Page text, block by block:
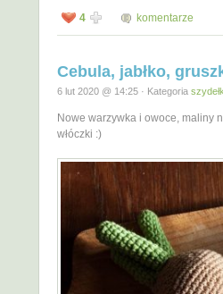
4 komentarze
Cebula, jabłko,
6 lut 2020 @ 14:25 · Kategoria
Nowe warzywka i owoce, maliny
włóczki :)